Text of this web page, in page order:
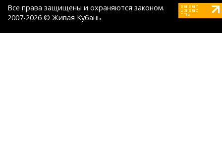
Все права защищены и охраняются законом.
2007-2026 © Живая Кубань